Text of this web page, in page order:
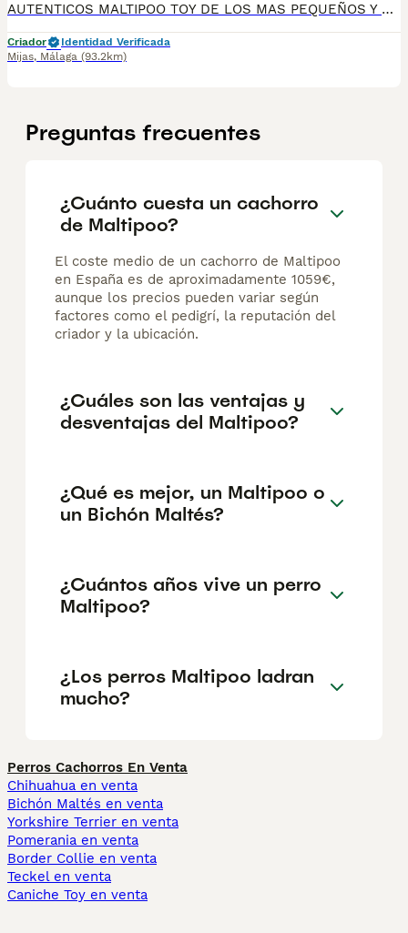
AUTENTICOS MALTIPOO TOY DE LOS MAS PEQUEÑOS Y PELUDITOS, COLOR BLANCO Y CREMA, PRECIOSOS Y CRIADOS EN CASA, TOTALMENTE FAMILIAR. CONTROLADOS POR VETERINARIOS.
Criador
Identidad Verificada
Mijas, Málaga (93.2km)
Preguntas frecuentes
¿Cuánto cuesta un cachorro
de Maltipoo?
El coste medio de un cachorro de Maltipoo
en España es de aproximadamente 1059€,
aunque los precios pueden variar según
factores como el pedigrí, la reputación del
criador y la ubicación.
¿Cuáles son las ventajas y
desventajas del Maltipoo?
¿Qué es mejor, un Maltipoo o
un Bichón Maltés?
¿Cuántos años vive un perro
Maltipoo?
¿Los perros Maltipoo ladran
mucho?
Perros Cachorros En Venta
Chihuahua en venta
Bichón Maltés en venta
Yorkshire Terrier en venta
Pomerania en venta
Border Collie en venta
Teckel en venta
Caniche Toy en venta